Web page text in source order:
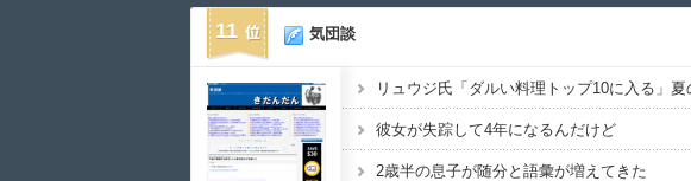
11 気団談
彼女が失踪して4年になるんだけど
2歳半の息子が随分と語彙が増えてきた